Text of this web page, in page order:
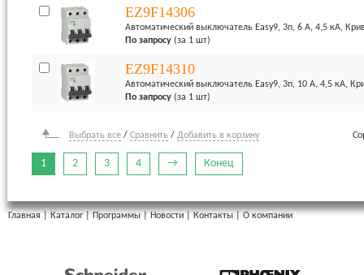
EZ9F14306
Автоматический выключатель Easy9, 3п, 6 А, 4,5 кА,
По запросу (за 1 шт)
EZ9F14310
Автоматический выключатель Easy9, 3п, 10 А, 4,5 кА,
По запросу (за 1 шт)
Выбрать все / Сравнить / Добавить в корзину
1 2 3 4 → Конец
Главная | Каталог | Программы | Новости | Контакты | О компании